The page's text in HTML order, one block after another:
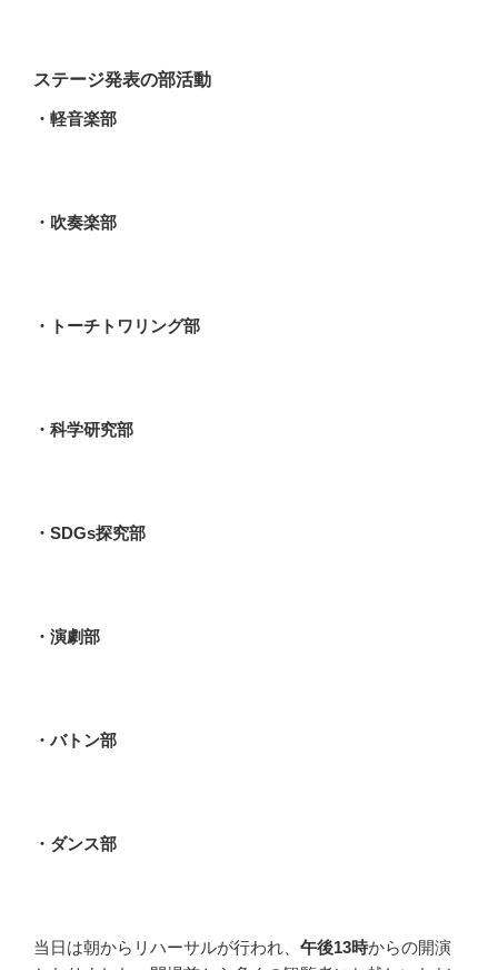
ステージ発表の部活動
・軽音楽部
・吹奏楽部
・トーチトワリング部
・科学研究部
・SDGs探究部
・演劇部
・バトン部
・ダンス部
当日は朝からリハーサルが行われ、 午後13時からの開演